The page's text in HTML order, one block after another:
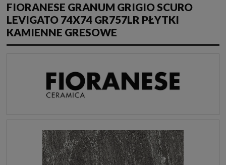
FIORANESE GRANUM GRIGIO SCURO
LEVIGATO 74X74 GR757LR PŁYTKI
KAMIENNE GRESOWE